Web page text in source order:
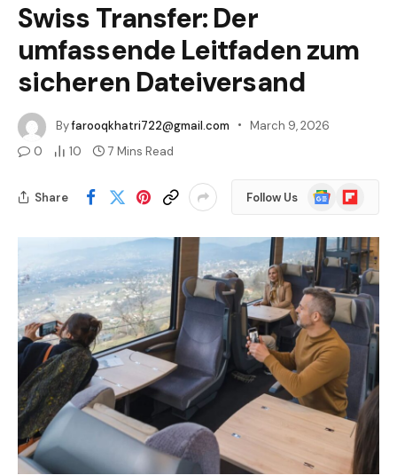
Swiss Transfer: Der
umfassende Leitfaden zum
sicheren Dateiversand
Byfarooqkhatri722@gmail.com
March 9, 2026
0
10 7 Mins Read
Share Follow Us
Google
News
Flipboard